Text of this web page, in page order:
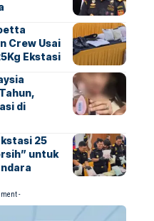
Crew Usai
Ekstasi
di
25
untuk
-